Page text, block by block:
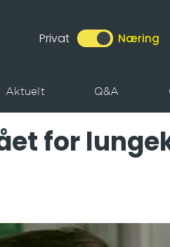
Privat Næring
Aktuelt Q&A
for